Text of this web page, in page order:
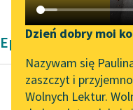
Katalog DAISY
Podkasty o książkach
Aktualności
Zapraszamy na
Dzień dobry moi
Nazywam się
zaszczyt i
Wolnych Lektur.
Epika Jonathana